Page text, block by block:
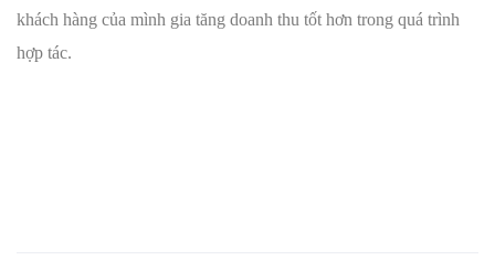
khách hàng của mình gia tăng doanh thu tốt hơn trong quá trình
hợp tác.